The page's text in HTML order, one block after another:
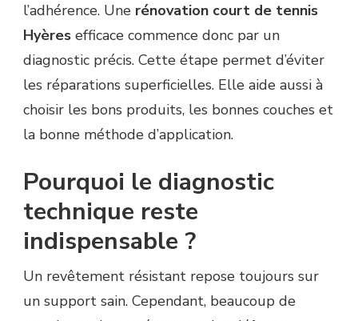
l’adhérence. Une rénovation court de tennis
Hyères efficace commence donc par un
diagnostic précis. Cette étape permet d’éviter
les réparations superficielles. Elle aide aussi à
choisir les bons produits, les bonnes couches et
la bonne méthode d’application.
Pourquoi le diagnostic
technique reste
indispensable ?
Un revêtement résistant repose toujours sur
un support sain. Cependant, beaucoup de